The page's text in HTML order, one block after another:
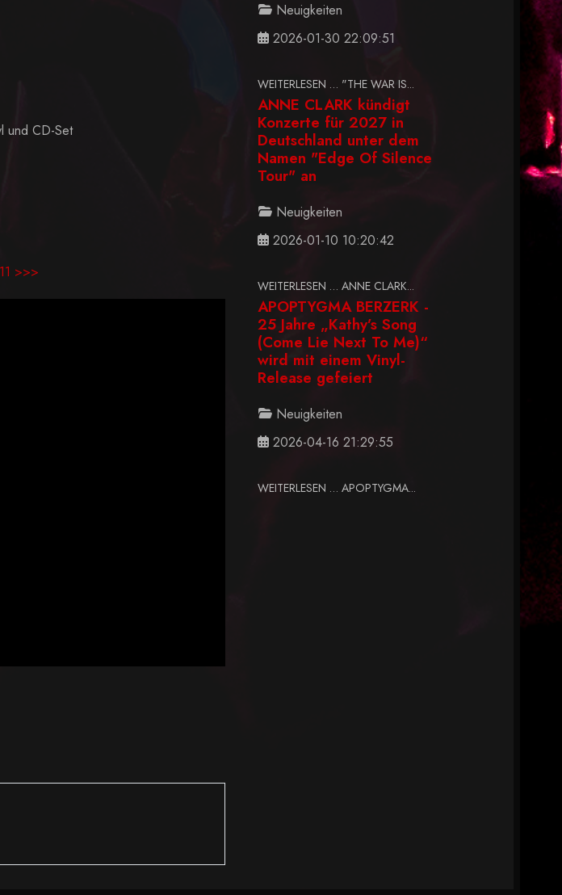
und CD-Set
>>>
Neuigkeiten
2026-01-30 22:09:51
WEITERLESEN … "THE WAR IS...
ANNE CLARK kündigt
Konzerte für 2027 in
Deutschland unter dem
Namen "Edge Of Silence
Tour" an
Neuigkeiten
2026-01-10 10:20:42
WEITERLESEN … ANNE CLARK...
APOPTYGMA BERZERK -
25 Jahre „Kathy’s Song
(Come Lie Next To Me)“
wird mit einem Vinyl-
Release gefeiert
Neuigkeiten
2026-04-16 21:29:55
WEITERLESEN … APOPTYGMA...